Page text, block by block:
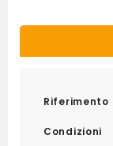
Riferimento
Condizioni